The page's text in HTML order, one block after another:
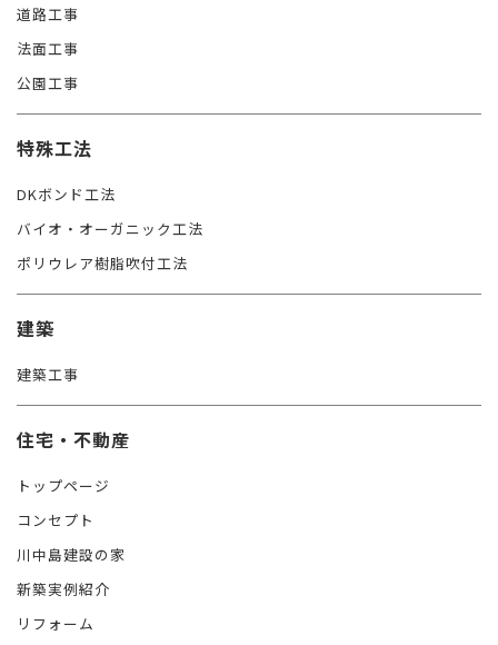
道路工事
法面工事
公園工事
特殊工法
DKボンド工法
バイオ・オーガニック工法
ポリウレア樹脂吹付工法
建築
建築工事
住宅・不動産
トップページ
コンセプト
川中島建設の家
新築実例紹介
リフォーム